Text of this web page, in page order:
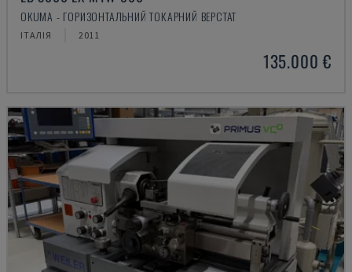
OKUMA - ГОРИЗОНТАЛЬНИЙ ТОКАРНИЙ ВЕРСТАТ
ІТАЛІЯ 2011
135.000 €